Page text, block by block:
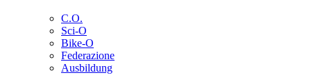
C.O.
Sci-O
Bike-O
Federazione
Ausbildung